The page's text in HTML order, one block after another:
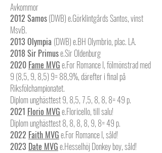
Avkommor
2012 Samos(DWB) e.Görklintgårds Santos, vinst
MsvB.
2013 Olympia (DWB)e.BH Olymbrio, plac. LA.
2018 Sir Primuse.Sir Oldenburg
2020 Fame MVGe.For Romance I, fölmönstrad med
9 (8,5, 9, 8,5) 9= 88,9%, därefter i final på
Riksfölchampionatet.
Diplom unghästtest 9, 8,5, 7,5, 8, 8, 8= 49 p.
2021 Florio MVGe.Floricello, till salu!
Diplom unghästtest 8, 8, 8, 8, 9, 8= 49 p.
2022 Faith MVGe.For Romance I, såld!
2023 Date MVGe.Hesselhöj Donkey boy, såld!